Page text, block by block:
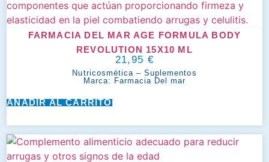
FARMACIA DEL MAR AGE FORMULA BODY
REVOLUTION 15X10 ML
21,95 €
Nutricosmética –Suplementos
Marca: Farmacia Del mar
AÑADIR AL CARRITO